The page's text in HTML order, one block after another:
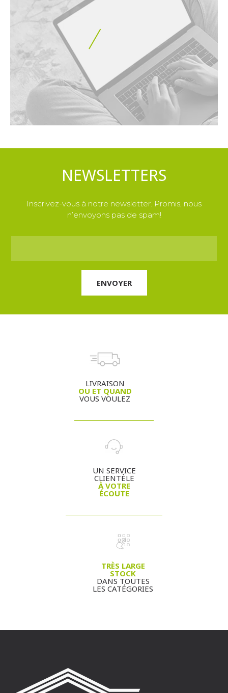
NEWSLETTERS
Inscrivez-vous à notre newsletter. Promis, nous
n’envoyons pas de spam!
LIVRAISON
OU ET QUAND
VOUS VOULEZ
UN SERVICE
CLIENTÈLE
À VOTRE
ÉCOUTE
TRÈS LARGE
STOCK
DANS TOUTES
LES CATÉGORIES